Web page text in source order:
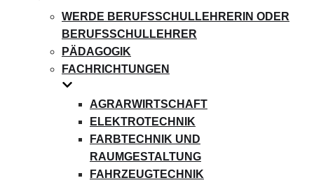
WERDE BERUFSSCHULLEHRERIN ODER
BERUFSSCHULLEHRER
PÄDAGOGIK
FACHRICHTUNGEN
AGRARWIRTSCHAFT
ELEKTROTECHNIK
FARBTECHNIK UND
RAUMGESTALTUNG
FAHRZEUGTECHNIK